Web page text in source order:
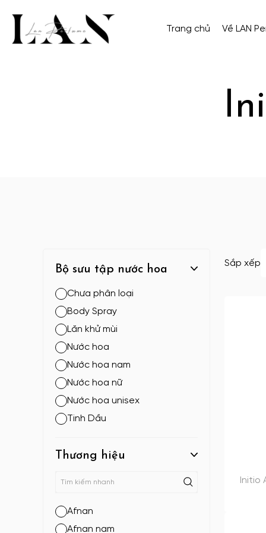
Trang chủ Về LAN
Bộ sưu tập nước hoa
Chưa phân loại
Body Spray
Lăn khử mùi
Nước hoa
Nước hoa nam
Nước hoa nữ
Nước hoa unisex
Tinh Dầu
Thương hiệu
Afnan
Afnan nam
Sắp xếp
Initio